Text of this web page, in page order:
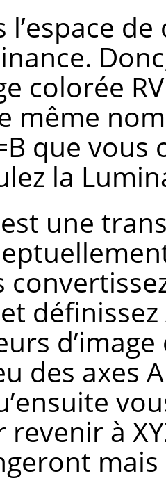
l’espace
colorée
même
que
la
est une
des axes
revenir à
mais